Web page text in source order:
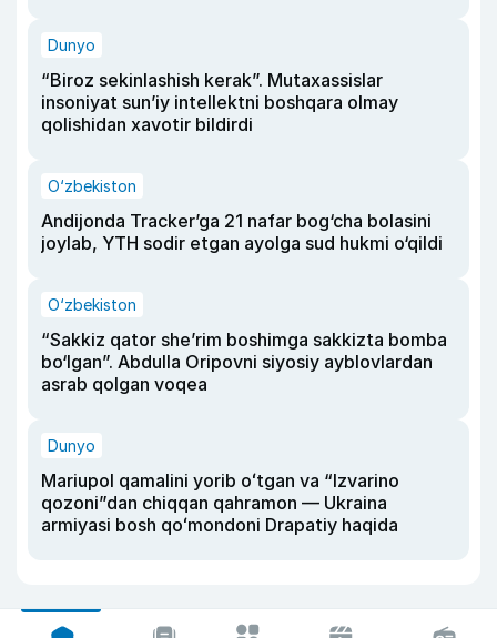
Dunyo
“Biroz sekinlashish kerak”. Mutaxassislar
insoniyat sun’iy intellektni boshqara olmay
qolishidan xavotir bildirdi
O‘zbekiston
Andijonda Tracker’ga 21 nafar bog‘cha bolasini
joylab, YTH sodir etgan ayolga sud hukmi o‘qildi
O‘zbekiston
“Sakkiz qator she’rim boshimga sakkizta bomba
bo‘lgan”. Abdulla Oripovni siyosiy ayblovlardan
asrab qolgan voqea
Dunyo
Mariupol qamalini yorib oʻtgan va “Izvarino
qozoni”dan chiqqan qahramon — Ukraina
armiyasi bosh qoʻmondoni Drapatiy haqida